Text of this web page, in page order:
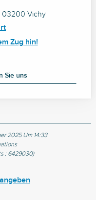
03200 Vichy
Zug hin!
Sie uns
2025 Um 14:33
: 6429030)